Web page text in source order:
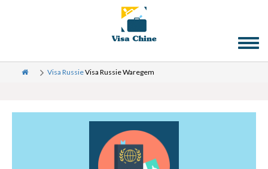
Visa RussieVisa Russie Waregem